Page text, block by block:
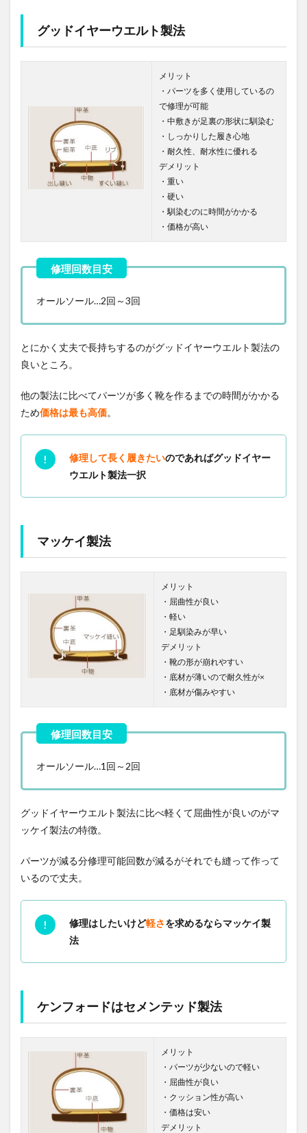
グッドイヤーウエルト製法
メリット
・パーツを多く使用しているの
で修理が可能
・中敷きが足裏の形状に馴染む
・しっかりした履き心地
・耐久性、耐水性に優れる
デメリット
・重い
・硬い
・馴染むのに時間がかかる
・価格が高い
オールソール…2回～3回
とにかく丈夫で長持ちするのがグッドイヤーウエルト製法の
良いところ。
他の製法に比べてパーツが多く靴を作るまでの時間がかかる
ため価格は最も高価。
修理して長く履きたいのであればグッドイヤー
ウエルト製法一択
マッケイ製法
メリット
・屈曲性が良い
・軽い
・足馴染みが早い
デメリット
・靴の形が崩れやすい
・底材が薄いので耐久性が×
・底材が傷みやすい
オールソール…1回～2回
グッドイヤーウエルト製法に比べ軽くて屈曲性が良いのがマ
ッケイ製法の特徴。
パーツが減る分修理可能回数が減るがそれでも縫って作って
いるので丈夫。
修理はしたいけど軽さを求めるならマッケイ製
法
ケンフォードはセメンテッド製法
メリット
・パーツが少ないので軽い
・屈曲性が良い
・クッション性が高い
・価格は安い
デメリット